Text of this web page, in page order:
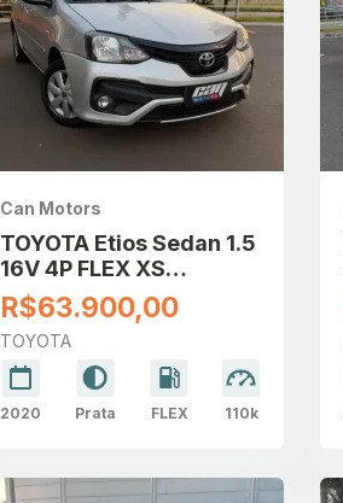
Can Motors
TOYOTA Etios Sedan 1.5
16V 4P FLEX XS
AUTOMÁTICO
R$63.900,00
TOYOTA
2020 Prata FLEX 110k